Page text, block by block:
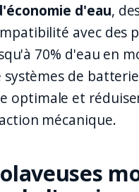
d'eau,
avec des
70% d'eau en
de
optimale et
mécanique.